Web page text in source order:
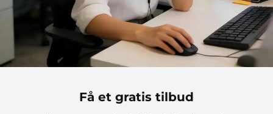
Få et gratis tilbud